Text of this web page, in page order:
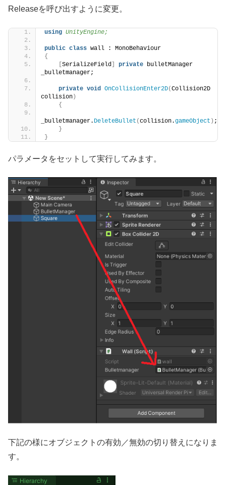
Releaseを呼び出すように変更。
using UnityEngine;
public class wall : MonoBehaviour
{
[SerializeField] private bulletManager
_bulletmanager;
private void OnCollisionEnter2D(Collision2D
collision)
{
_bulletmanager. DeleteBullet (collision.gameObject ) ;
}
}
パラメータをセットして実行してみます。
下記の様にオブジェクトの有効／無効の切り替えになりま
す。